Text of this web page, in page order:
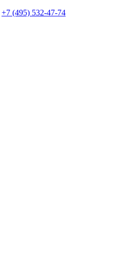
+7 (495) 532-47-74